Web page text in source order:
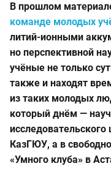
В прошлом
команде молодых
литий-ионными
но перспективной
учёные не только
также и находят
из таких молодых
который днём —
исследовательского
КазГЮУ, а в
«Умного клуба» в